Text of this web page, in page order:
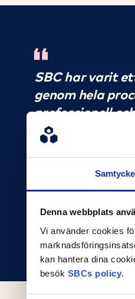
Samtycke
Denna webbplats
Vi använder cookies
kan hantera dina
besök SBCs policy.
SBC har varit
genom hela
professionell
Vi är mycket
att möta våra
Tomas, Brf